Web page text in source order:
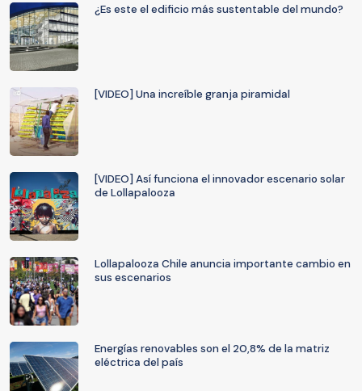
¿Es este el edificio más sustentable del mundo?
[VIDEO] Una increíble granja piramidal
[VIDEO] Así funciona el innovador escenario solar
de Lollapalooza
Lollapalooza Chile anuncia importante cambio en
sus escenarios
Energías renovables son el 20,8% de la matriz
eléctrica del país